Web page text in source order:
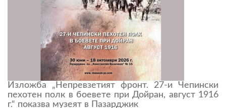
Изложба „Непревзетият фронт. 27-и Чепински
пехотен полк в боевете при Дойран, август 1916
г.“ показва музеят в Пазарджик